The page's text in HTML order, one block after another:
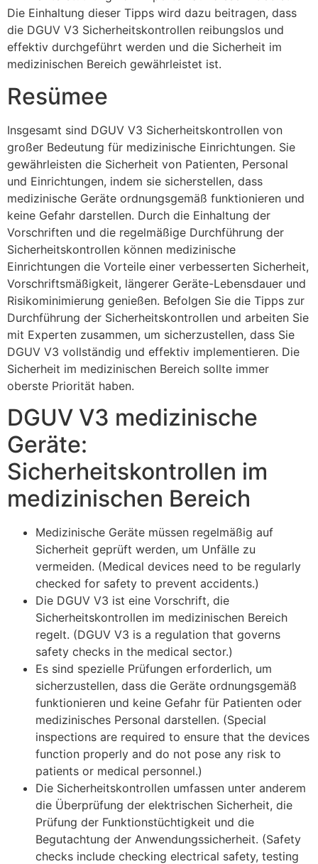
Die Einhaltung dieser Tipps wird dazu beitragen, dass
die DGUV V3 Sicherheitskontrollen reibungslos und
effektiv durchgeführt werden und die Sicherheit im
medizinischen Bereich gewährleistet ist.
Resümee
Insgesamt sind DGUV V3 Sicherheitskontrollen von
großer Bedeutung für medizinische Einrichtungen. Sie
gewährleisten die Sicherheit von Patienten, Personal
und Einrichtungen, indem sie sicherstellen, dass
medizinische Geräte ordnungsgemäß funktionieren und
keine Gefahr darstellen. Durch die Einhaltung der
Vorschriften und die regelmäßige Durchführung der
Sicherheitskontrollen können medizinische
Einrichtungen die Vorteile einer verbesserten Sicherheit,
Vorschriftsmäßigkeit, längerer Geräte-Lebensdauer und
Risikominimierung genießen. Befolgen Sie die Tipps zur
Durchführung der Sicherheitskontrollen und arbeiten Sie
mit Experten zusammen, um sicherzustellen, dass Sie
DGUV V3 vollständig und effektiv implementieren. Die
Sicherheit im medizinischen Bereich sollte immer
oberste Priorität haben.
DGUV V3 medizinische
Geräte:
Sicherheitskontrollen im
medizinischen Bereich
Medizinische Geräte müssen regelmäßig auf
Sicherheit geprüft werden, um Unfälle zu
vermeiden. (Medical devices need to be regularly
checked for safety to prevent accidents.)
Die DGUV V3 ist eine Vorschrift, die
Sicherheitskontrollen im medizinischen Bereich
regelt. (DGUV V3 is a regulation that governs
safety checks in the medical sector.)
Es sind spezielle Prüfungen erforderlich, um
sicherzustellen, dass die Geräte ordnungsgemäß
funktionieren und keine Gefahr für Patienten oder
medizinisches Personal darstellen. (Special
inspections are required to ensure that the devices
function properly and do not pose any risk to
patients or medical personnel.)
Die Sicherheitskontrollen umfassen unter anderem
die Überprüfung der elektrischen Sicherheit, die
Prüfung der Funktionstüchtigkeit und die
Begutachtung der Anwendungssicherheit. (Safety
checks include checking electrical safety, testing